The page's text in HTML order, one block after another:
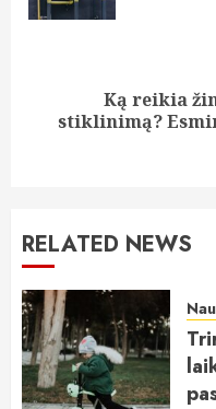
Next
Ką reikia
stiklinimą?
RELATED NEWS